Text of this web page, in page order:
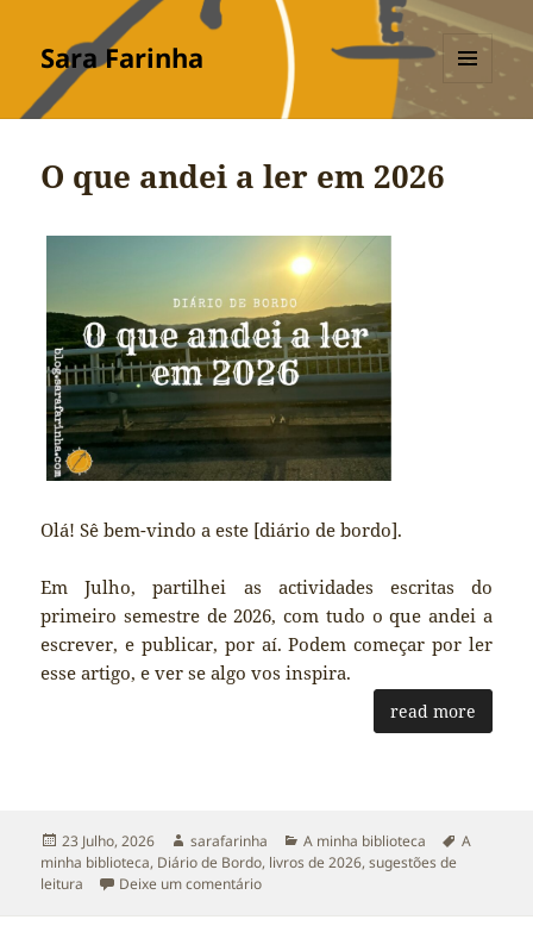
Sara Farinha
MENU
O que andei a ler em 2026
Olá! Sê bem-vindo a este [diário de bordo].
Em Julho, partilhei as actividades escritas do
primeiro semestre de 2026, com tudo o que andei a
escrever, e publicar, por aí. Podem começar por ler
esse artigo, e ver se algo vos inspira.
read more
Publicado
a
23 Julho, 2026 Autor
sarafarinha Categorias
A minha biblioteca Etiquetas
A
minha biblioteca, Diário de Bordo, livros de 2026,sugestões de
leitura
Deixe um comentáriosobre O que andei a ler em 2026